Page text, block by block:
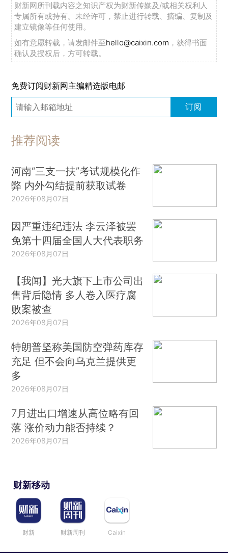
财新网所刊载内容之知识产权为财新传媒及/或相关权利人
专属所有或持有。未经许可，禁止进行转载、摘编、复制及
建立镜像等任何使用。
如有意愿转载，请发邮件至hello@caixin.com ，获得书面
确认及授权后，方可转载。
免费订阅财新网主编精选版电邮
订阅
推荐阅读
河南“三支一扶”考试规模化作
弊 内外勾结提前获取试卷
2026年08月07日
因严重违纪违法 李云泽被罢
免第十四届全国人大代表职务
2026年08月07日
【我闻】光大旗下上市公司出
售背后隐情 多人卷入医疗腐
败案被查
2026年08月07日
特朗普坚称美国防空弹药库存
充足 但不会向乌克兰提供更
多
2026年08月07日
7月进出口增速从高位略有回
落 涨价动力能否持续？
2026年08月07日
财新移动
财新 财新周刊 Caixin